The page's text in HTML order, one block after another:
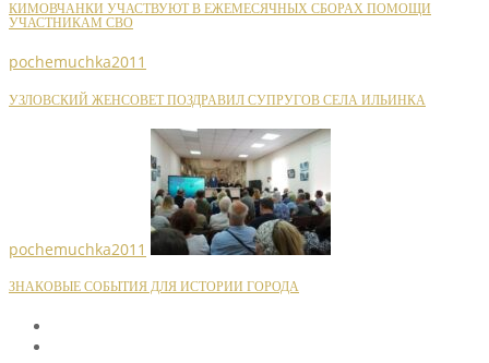
КИМОВЧАНКИ УЧАСТВУЮТ В ЕЖЕМЕСЯЧНЫХ СБОРАХ ПОМОЩИ
УЧАСТНИКАМ СВО
pochemuchka2011
УЗЛОВСКИЙ ЖЕНСОВЕТ ПОЗДРАВИЛ СУПРУГОВ СЕЛА ИЛЬИНКА
pochemuchka2011
ЗНАКОВЫЕ СОБЫТИЯ ДЛЯ ИСТОРИИ ГОРОДА